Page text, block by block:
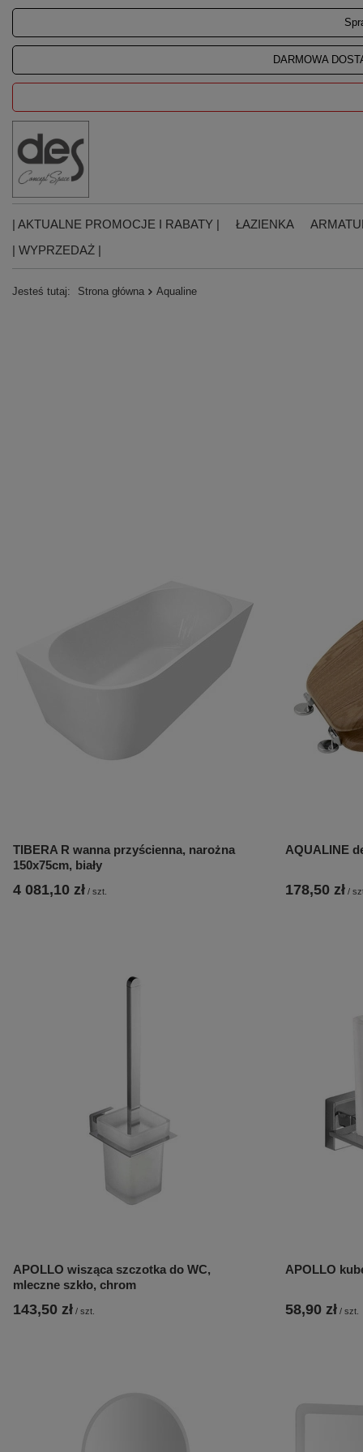
DARMOWA
| AKTUALNE PROMOCJE I RABATY | ŁAZIENKA
| WYPRZEDAŻ |
Jesteś tutaj: Strona główna Aqualine
TIBERA R wanna przyścienna, narożna
150x75cm, biały
4 081,10 zł / szt.
AQUALINE
178,50 zł /
APOLLO wisząca szczotka do WC,
mleczne szkło, chrom
143,50 zł / szt.
APOLLO
58,90 zł / szt.